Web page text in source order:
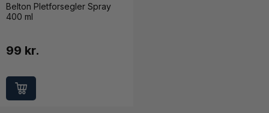
Belton Pletforsegler Spray
400 ml
99 kr.